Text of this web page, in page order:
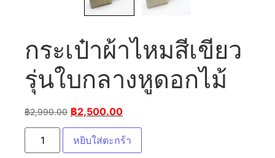
กระเป๋าผ้าไหมสีเขียว
รุ่นใบกลางหูดอกไม้
฿2,990.00 ฿2,500.00
หยิบใส่ตะกร้า